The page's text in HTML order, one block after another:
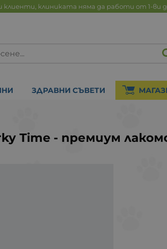
клиенти, клиниката няма да работи от 1-ви
ЗДРАВНИ СЪВЕТИ
Time - премиум